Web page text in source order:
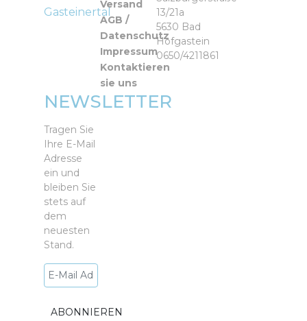
Gasteinertal
Versand
AGB /
Datenschutz
Impressum
Kontaktieren
sie uns
13/21a
5630 Bad
Hofgastein
0650/4211861
NEWSLETTER
Tragen Sie
Ihre E-Mail
Adresse
ein und
bleiben Sie
stets auf
dem
neuesten
Stand.